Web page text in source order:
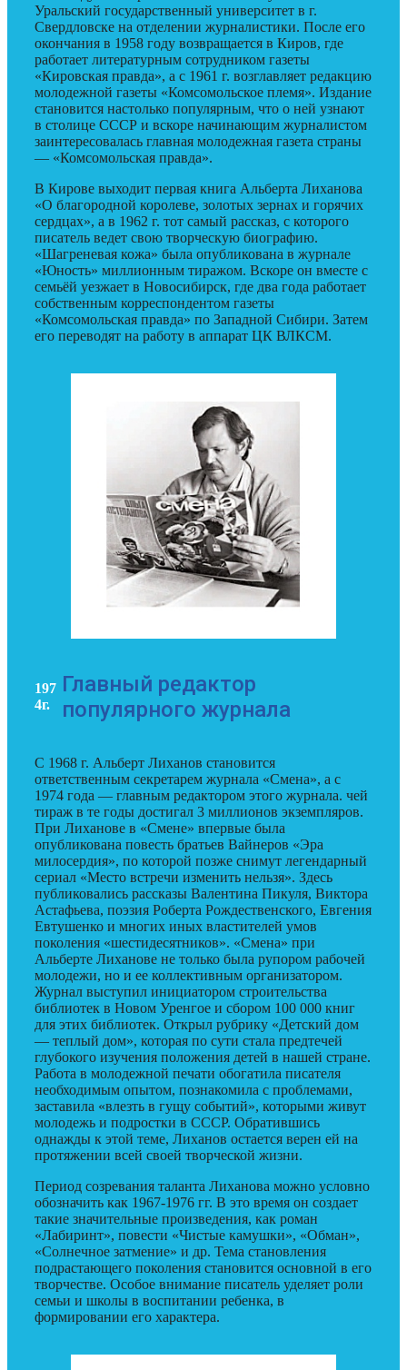
Уральский государственный университет в г.
Свердловске на отделении журналистики. После его
окончания в 1958 году возвращается в Киров, где
работает литературным сотрудником газеты
«Кировская правда», а с 1961 г. возглавляет редакцию
молодежной газеты «Комсомольское племя». Издание
становится настолько популярным, что о ней узнают
в столице СССР и вскоре начинающим журналистом
заинтересовалась главная молодежная газета страны
— «Комсомольская правда».
В Кирове выходит первая книга Альберта Лиханова
«О благородной королеве, золотых зернах и горячих
сердцах», а в 1962 г. тот самый рассказ, с которого
писатель ведет свою творческую биографию.
«Шагреневая кожа» была опубликована в журнале
«Юность» миллионным тиражом. Вскоре он вместе с
семьёй уезжает в Новосибирск, где два года работает
собственным корреспондентом газеты
«Комсомольская правда» по Западной Сибири. Затем
его переводят на работу в аппарат ЦК ВЛКСМ.
197
4г.
Главный редактор
популярного журнала
С 1968 г. Альберт Лиханов становится
ответственным секретарем журнала «Смена», а с
1974 года — главным редактором этого журнала. чей
тираж в те годы достигал 3 миллионов экземпляров.
При Лиханове в «Смене» впервые была
опубликована повесть братьев Вайнеров «Эра
милосердия», по которой позже снимут легендарный
сериал «Место встречи изменить нельзя». Здесь
публиковались рассказы Валентина Пикуля, Виктора
Астафьева, поэзия Роберта Рождественского, Евгения
Евтушенко и многих иных властителей умов
поколения «шестидесятников». «Смена» при
Альберте Лиханове не только была рупором рабочей
молодежи, но и ее коллективным организатором.
Журнал выступил инициатором строительства
библиотек в Новом Уренгое и сбором 100 000 книг
для этих библиотек. Открыл рубрику «Детский дом
— теплый дом», которая по сути стала предтечей
глубокого изучения положения детей в нашей стране.
Работа в молодежной печати обогатила писателя
необходимым опытом, познакомила с проблемами,
заставила «влезть в гущу событий», которыми живут
молодежь и подростки в СССР. Обратившись
однажды к этой теме, Лиханов остается верен ей на
протяжении всей своей творческой жизни.
Период созревания таланта Лиханова можно условно
обозначить как 1967-1976 гг. В это время он создает
такие значительные произведения, как роман
«Лабиринт», повести «Чистые камушки», «Обман»,
«Солнечное затмение» и др. Тема становления
подрастающего поколения становится основной в его
творчестве. Особое внимание писатель уделяет роли
семьи и школы в воспитании ребенка, в
формировании его характера.